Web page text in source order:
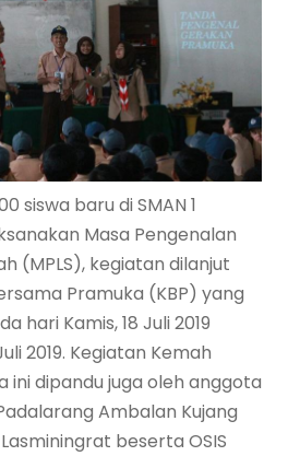
siswa baru di SMAN 1
Masa Pengenalan
(MPLS), kegiatan dilanjut
Pramuka (KBP) yang
hari Kamis, 18 Juli 2019
2019. Kegiatan Kemah
ini dipandu juga oleh anggota
Ambalan Kujang
beserta OSIS